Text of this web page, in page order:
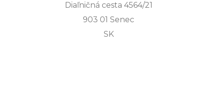
Diaľničná cesta 4564/21
903 01 Senec
SK